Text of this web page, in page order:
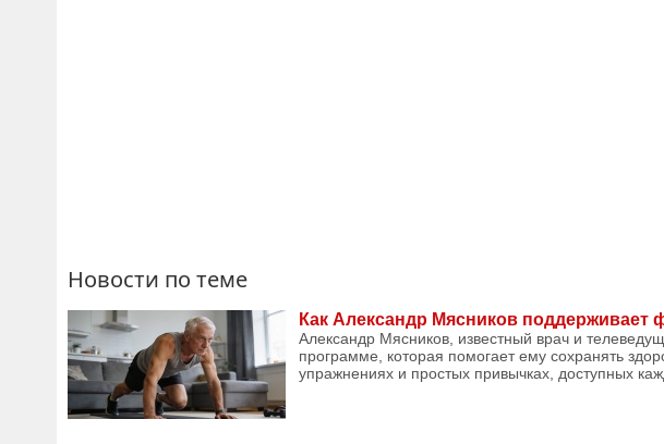
Новости по теме
Как Александр Мясников поддерживает
Александр Мясников, известный врач и
программе, которая помогает ему сохранять
упражнениях и простых привычках, доступных